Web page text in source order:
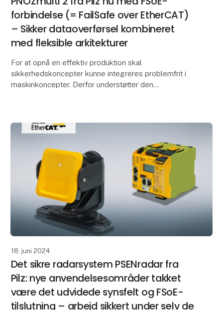
forbindelse (= FailSafe over EtherCAT)
– Sikker dataoverførsel kombineret
med fleksible arkitekturer
For at opnå en effektiv produktion skal
sikkerhedskoncepter kunne integreres problemfrit i
maskinkoncepter. Derfor understøtter den
18. juni 2024
Det sikre radarsystem PSENradar fra
Pilz: nye anvendelsesområder takket
være det udvidede synsfelt og FSoE-
tilslutning – arbejd sikkert under selv de